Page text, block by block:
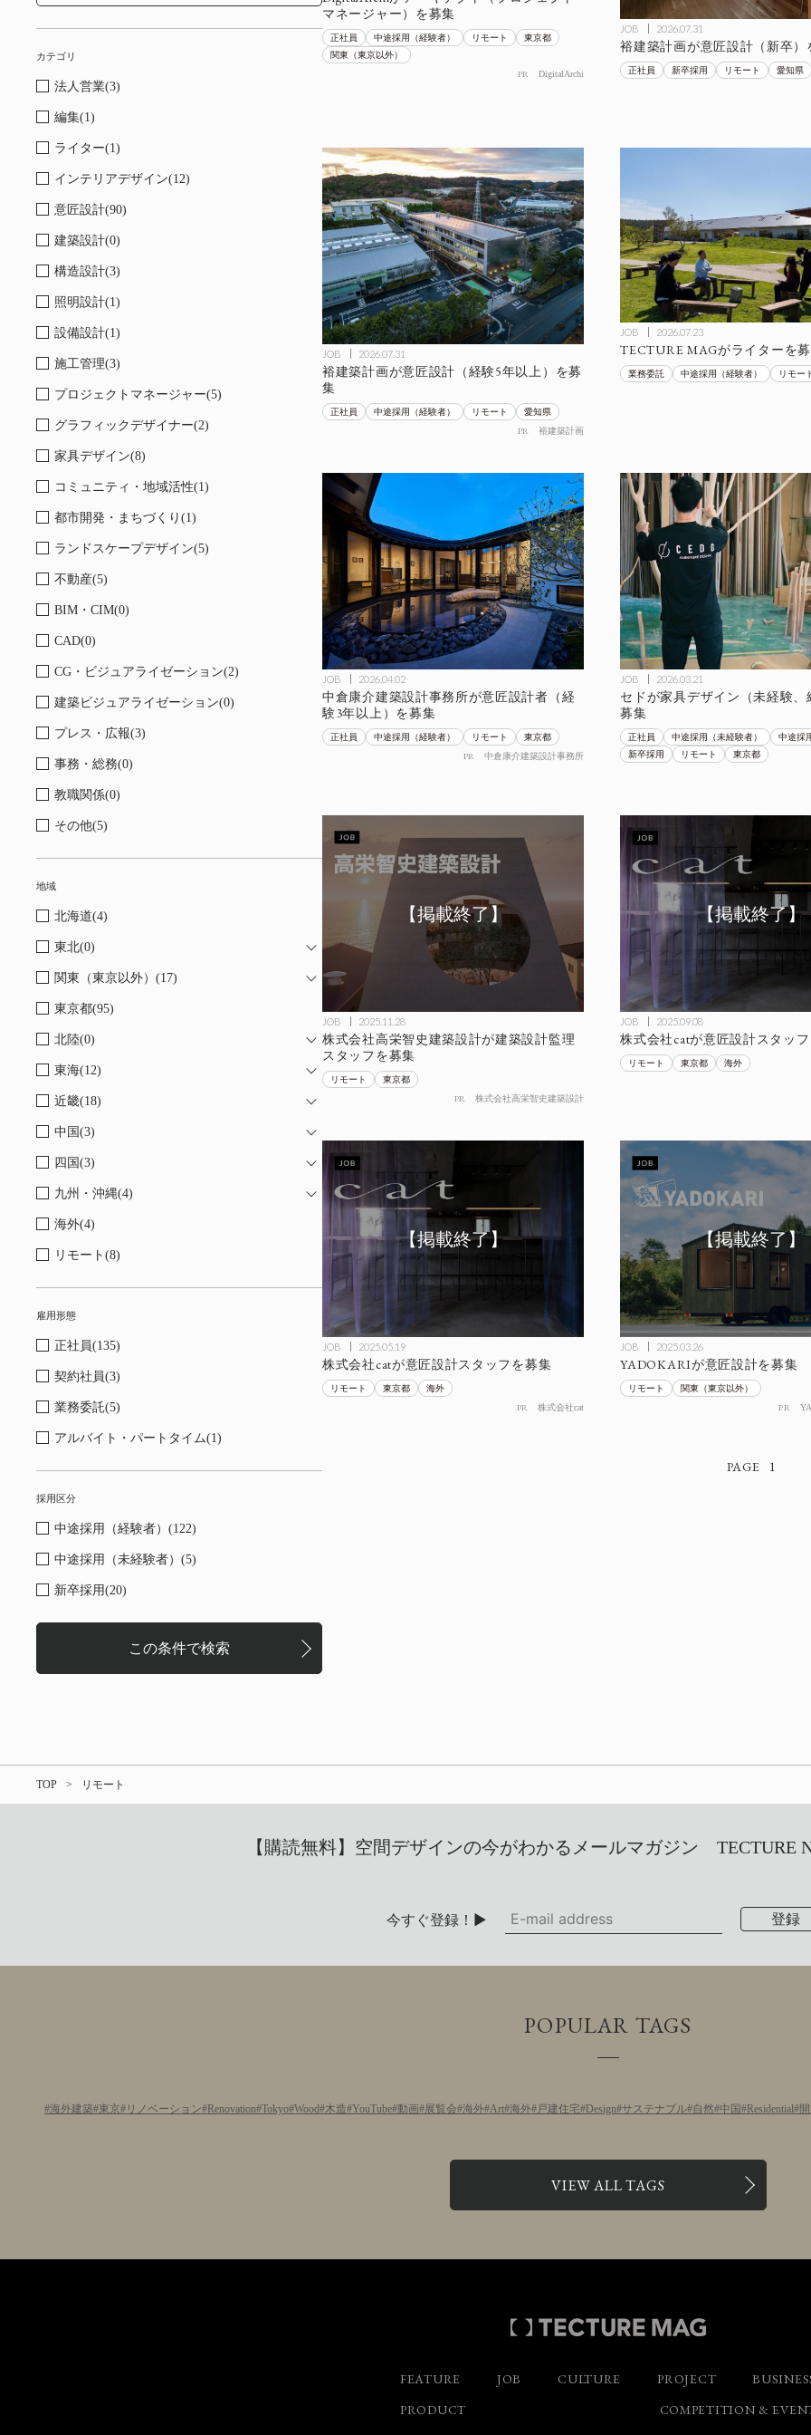
マネージャー）を募集
正社員 中途採用（経験者） リモート
東京都
関東（東京以外）
PR DigitalArchi
JOB 2026.07.31
裕建築計画が意匠設計（新卒）
正社員 新卒採用 リモート 愛知県
JOB 2026.07.31
裕建築計画が意匠設計（経験5年以上）を募
集
正社員 中途採用（経験者） リモート 愛知県
PR 裕建築計画
JOB 2026.07.23
TECTURE MAGがライターを
業務委託 中途採用（経験者） リモー
JOB 2026.04.02
中倉康介建築設計事務所が意匠設計者（経
験3年以上）を募集
正社員 中途採用（経験者） リモート 東京都
PR 中倉康介建築設計事務所
JOB 2026.03.21
セドが家具デザイン（未経験、
募集
正社員 中途採用（未経験者）
中途採
新卒採用
リモート 東京都
JOB 2025.11.28
株式会社高栄智史建築設計が建築設計監理
スタッフを募集
リモート 東京都
PR 株式会社高栄智史建築設計
JOB 2025.09.08
株式会社catが意匠設計スタッ
リモート 東京都 海外
JOB 2025.05.19
株式会社catが意匠設計スタッフを募集
リモート 東京都 海外
PR 株式会社cat
JOB 2025.03.26
YADOKARIが意匠設計を募集
リモート 関東（東京以外）
PR
1
カテゴリ
法人営業(3)
編集(1)
ライター(1)
インテリアデザイン(12)
意匠設計(90)
建築設計(0)
構造設計(3)
照明設計(1)
設備設計(1)
施工管理(3)
プロジェクトマネージャー(5)
グラフィックデザイナー(2)
家具デザイン(8)
コミュニティ・地域活性(1)
都市開発・まちづくり(1)
ランドスケープデザイン(5)
不動産(5)
BIM・CIM(0)
CAD(0)
CG・ビジュアライゼーション(2)
建築ビジュアライゼーション(0)
プレス・広報(3)
事務・総務(0)
教職関係(0)
その他(5)
地域
北海道(4)
東北(0)
関東（東京以外）(17)
東京都(95)
北陸(0)
東海(12)
近畿(18)
中国(3)
四国(3)
九州・沖縄(4)
海外(4)
リモート(8)
雇用形態
正社員(135)
契約社員(3)
業務委託(5)
アルバイト・パートタイム(1)
採用区分
中途採用（経験者）(122)
中途採用（未経験者）(5)
新卒採用(20)
TOP リモート
【購読無料】空間デザインの今がわかるメールマガジン TECTURE
今すぐ登録！▶
POPULAR TAGS
海外建築 東京 リノベーション Renovation Tokyo Wood 木造 YouTube 動画 展覧会 海外 Art 海外 戸建住宅 Design サステナブル 自然 中国 Residential
VIEW ALL TAGS
FEATURE JOB CULTURE PROJECT
PRODUCT
COMPETITION &